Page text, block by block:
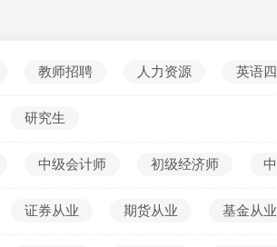
高中
6 普通话
教师招聘 人力资源 英语
研究生
中级会计师 初级经济师
证券从业 期货从业 基金从业